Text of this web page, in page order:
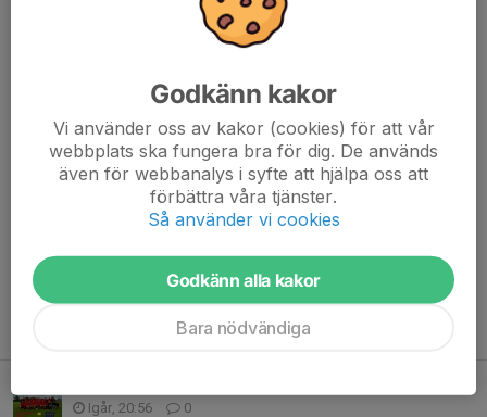
Kommentarer
Philip Denbaum23 aug 2025
Igår, 20:56 0
Godkänn kakor
Vi använder oss av kakor (cookies) för att vår
webbplats ska fungera bra för dig. De används
även för webbanalys i syfte att hjälpa oss att
förbättra våra tjänster.
Så använder vi cookies
Godkänn alla kakor
Bara nödvändiga